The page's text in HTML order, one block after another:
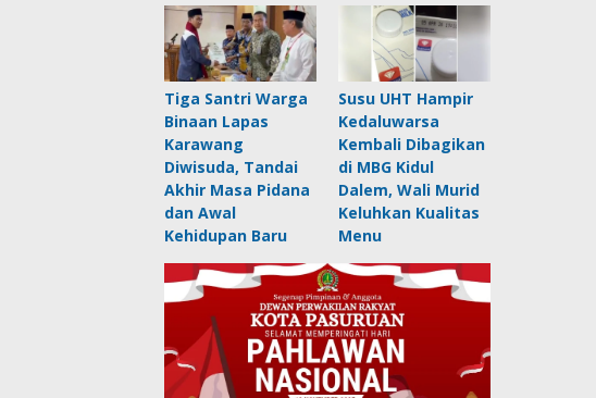
Tiga Santri Warga
Binaan Lapas
Karawang
Diwisuda, Tandai
Akhir Masa Pidana
dan Awal
Kehidupan Baru
Susu UHT Hampir
Kedaluwarsa
Kembali Dibagikan
di MBG Kidul
Dalem, Wali Murid
Keluhkan Kualitas
Menu